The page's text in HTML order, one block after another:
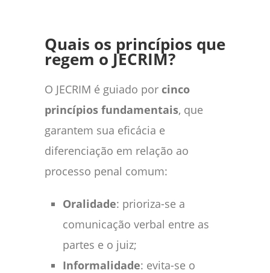
Quais os princípios que
regem o JECRIM?
O JECRIM é guiado por cinco
princípios fundamentais, que
garantem sua eficácia e
diferenciação em relação ao
processo penal comum:
Oralidade: prioriza-se a
comunicação verbal entre as
partes e o juiz;
Informalidade: evita-se o